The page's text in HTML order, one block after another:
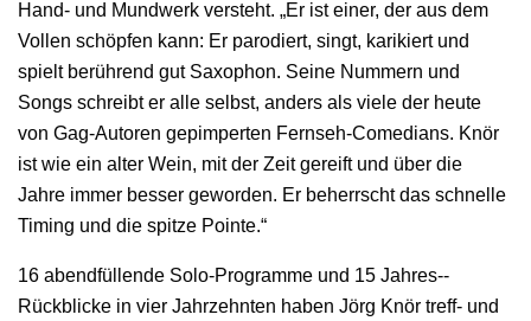
Hand-­ und Mundwerk versteht. „Er ist einer, der aus dem
Vollen schöpfen kann: Er parodiert, singt, karikiert und
spielt berührend gut Saxophon. Seine Nummern und
Songs schreibt er alle selbst, anders als viele der heute
von Gag­‐Autoren gepimperten Fernseh-­Comedians. Knör
ist wie ein alter Wein, mit der Zeit gereift und über die
Jahre immer besser geworden. Er beherrscht das schnelle
Timing und die spitze Pointe.“
16 abendfüllende Solo‐Programme und 15 Jahres-­
Rückblicke in vier Jahrzehnten haben Jörg Knör treff-­ und